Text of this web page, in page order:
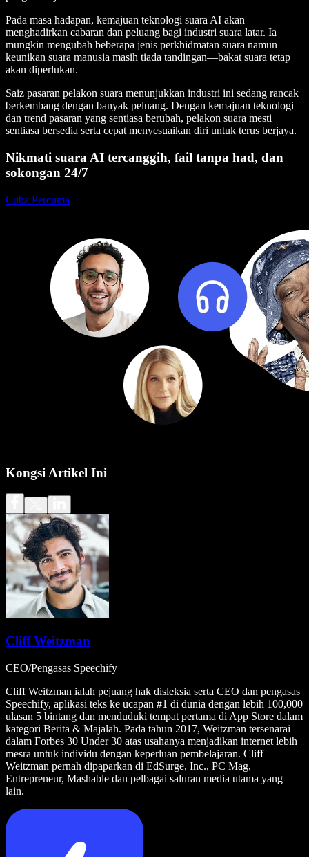
Pada masa hadapan, kemajuan teknologi suara AI akan
menghadirkan cabaran dan peluang bagi industri suara latar. Ia
mungkin mengubah beberapa jenis perkhidmatan suara namun
keunikan suara manusia masih tiada tandingan—bakat suara tetap
akan diperlukan.
Saiz pasaran pelakon suara menunjukkan industri ini sedang rancak
berkembang dengan banyak peluang. Dengan kemajuan teknologi
dan trend pasaran yang sentiasa berubah, pelakon suara mesti
sentiasa bersedia serta cepat menyesuaikan diri untuk terus berjaya.
Nikmati suara AI tercanggih, fail tanpa had, dan
sokongan 24/7
Cuba Percuma
Kongsi Artikel Ini
Cliff Weitzman
CEO/Pengasas Speechify
Cliff Weitzman ialah pejuang hak disleksia serta CEO dan pengasas
Speechify, aplikasi teks ke ucapan #1 di dunia dengan lebih 100,000
ulasan 5 bintang dan menduduki tempat pertama di App Store dalam
kategori Berita & Majalah. Pada tahun 2017, Weitzman tersenarai
dalam Forbes 30 Under 30 atas usahanya menjadikan internet lebih
mesra untuk individu dengan keperluan pembelajaran. Cliff
Weitzman pernah dipaparkan di EdSurge, Inc., PC Mag,
Entrepreneur, Mashable dan pelbagai saluran media utama yang
lain.